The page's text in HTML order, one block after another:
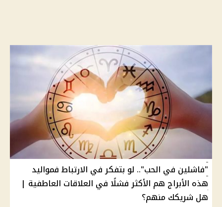
"فاشلين في الحب".. لو بتفكر في الارتباط فمواليد
هذه الأبراج هم الأكثر فشلًا في العلاقات العاطفية |
هل شريكك منهم؟